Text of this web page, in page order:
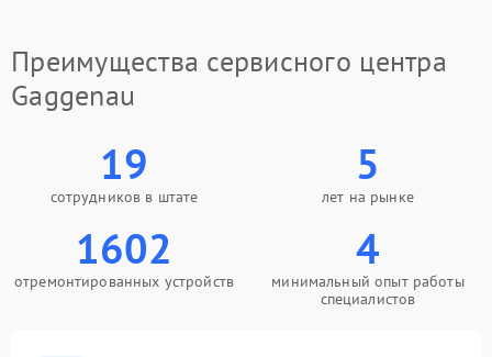
Преимущества сервисного центра
Gaggenau
19
сотрудников в штате
5
лет на рынке
1602
отремонтированных устройств
4
минимальный опыт работы
специалистов